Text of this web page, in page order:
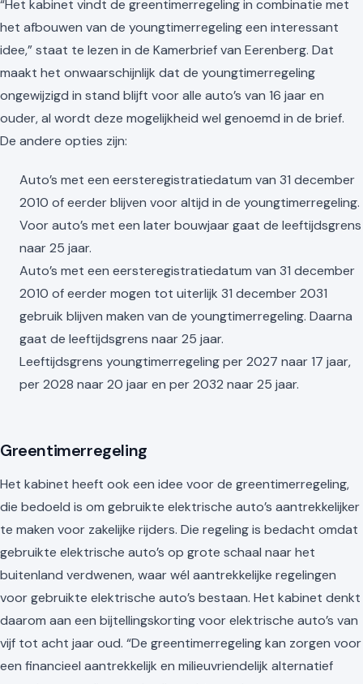
“Het kabinet vindt de greentimerregeling in combinatie met
het afbouwen van de youngtimerregeling een interessant
idee,” staat te lezen in de Kamerbrief van Eerenberg. Dat
maakt het onwaarschijnlijk dat de youngtimerregeling
ongewijzigd in stand blijft voor alle auto’s van 16 jaar en
ouder, al wordt deze mogelijkheid wel genoemd in de brief.
De andere opties zijn:
Auto’s met een eersteregistratiedatum van 31 december
2010 of eerder blijven voor altijd in de youngtimerregeling.
Voor auto’s met een later bouwjaar gaat de leeftijdsgrens
naar 25 jaar.
Auto’s met een eersteregistratiedatum van 31 december
2010 of eerder mogen tot uiterlijk 31 december 2031
gebruik blijven maken van de youngtimerregeling. Daarna
gaat de leeftijdsgrens naar 25 jaar.
Leeftijdsgrens youngtimerregeling per 2027 naar 17 jaar,
per 2028 naar 20 jaar en per 2032 naar 25 jaar.
Greentimerregeling
Het kabinet heeft ook een idee voor de greentimerregeling,
die bedoeld is om gebruikte elektrische auto’s aantrekkelijker
te maken voor zakelijke rijders. Die regeling is bedacht omdat
gebruikte elektrische auto’s op grote schaal naar het
buitenland verdwenen, waar wél aantrekkelijke regelingen
voor gebruikte elektrische auto’s bestaan. Het kabinet denkt
daarom aan een bijtellingskorting voor elektrische auto’s van
vijf tot acht jaar oud. “De greentimerregeling kan zorgen voor
een financieel aantrekkelijk en milieuvriendelijk alternatief